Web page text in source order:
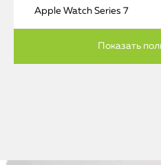
Apple Watch Series 7